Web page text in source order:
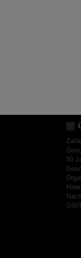
50
GSI/